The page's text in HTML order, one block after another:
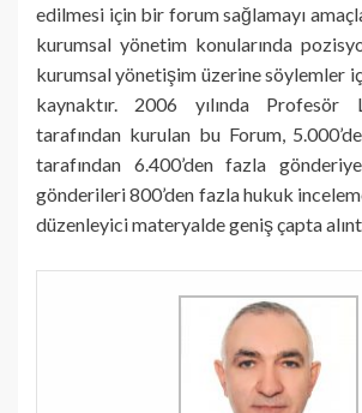
edilmesi için bir forum sağlamayı
kurumsal yönetim konularında
kurumsal yönetişim üzerine söylemler
kaynaktır. 2006 yılında Profesör
tarafından kurulan bu Forum,
tarafından 6.400’den fazla
gönderileri 800’den fazla hukuk
düzenleyici materyalde geniş çapta